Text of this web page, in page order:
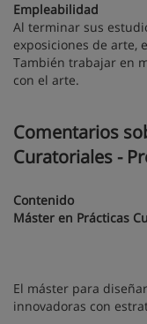
Empleabilidad
Al terminar sus
exposiciones de arte,
También trabajar en
con el arte.
Comentarios
Curatoriales -
Contenido
Máster en Prácticas
El máster para
innovadoras con